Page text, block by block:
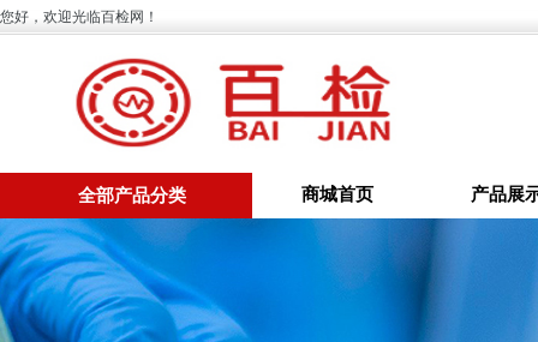
您好，欢迎光临百检网！
全部产品分类 商城首页 产品展